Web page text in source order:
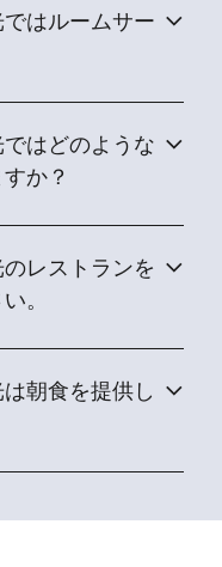
はルームサー
はどのような
か？
レストランを
。
朝食を提供し